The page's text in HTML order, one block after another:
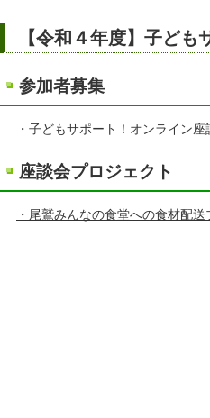
【令和４年度】子ど
参加者募集
・子どもサポート！オンライン
座談会プロジェクト
・尾鷲みんなの食堂への食材配送